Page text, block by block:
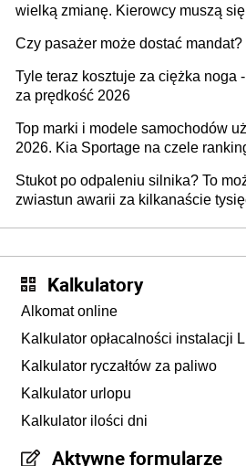
wielką zmianę. Kierowcy muszą się
Czy pasażer może dostać mandat?
Tyle teraz kosztuje za ciężka noga
za prędkość 2026
Top marki i modele samochodów
2026. Kia Sportage na czele
Stukot po odpaleniu silnika? To
zwiastun awarii za kilkanaście
Kalkulatory
Alkomat online
Kalkulator opłacalności instalacji
Kalkulator ryczałtów za paliwo
Kalkulator urlopu
Kalkulator ilości dni
Aktywne formularze